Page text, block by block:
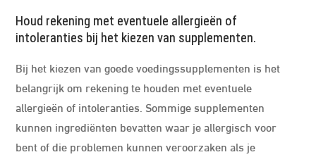
Houd rekening met eventuele allergieën of
intoleranties bij het kiezen van supplementen.
Bij het kiezen van goede voedingssupplementen is het
belangrijk om rekening te houden met eventuele
allergieën of intoleranties. Sommige supplementen
kunnen ingrediënten bevatten waar je allergisch voor
bent of die problemen kunnen veroorzaken als je